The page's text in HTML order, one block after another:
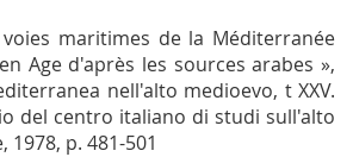
voies maritimes de la Méditerranée
Age d'après les sources arabes »,
nell'alto medioevo, t XXV.
del centro italiano di studi sull'alto
1978, p. 481-501